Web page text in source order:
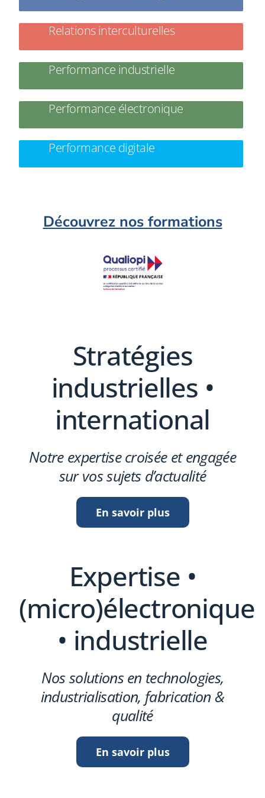
Relations interculturelles
Performance industrielle
Performance électronique
Performance digitale
Découvrez nos formations
Stratégies
industrielles •
international
Notre expertise croisée et engagée
sur vos sujets d’actualité
En savoir plus
Expertise •
(micro)électronique
• industrielle
Nos solutions en technologies,
industrialisation, fabrication &
qualité
En savoir plus